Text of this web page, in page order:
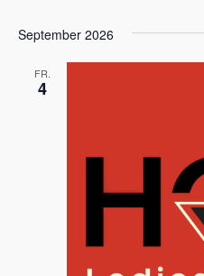
September 2026
FR.
4